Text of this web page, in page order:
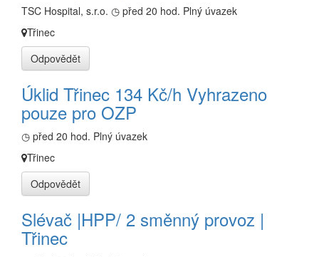
TSC Hospital, s.r.o. ◷ před 20 hod. Plný úvazek
Třinec
Odpovědět
Úklid Třinec 134 Kč/h Vyhrazeno
pouze pro OZP
◷ před 20 hod. Plný úvazek
Třinec
Odpovědět
Slévač |HPP/ 2 směnný provoz |
Třinec